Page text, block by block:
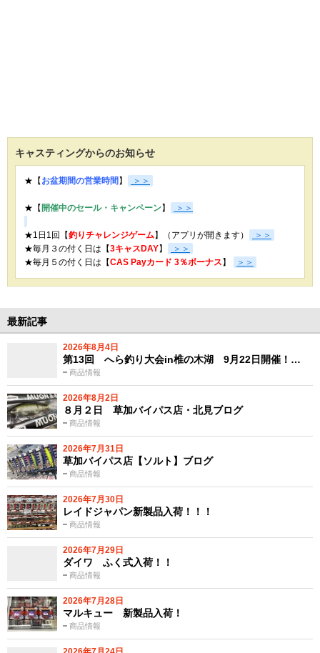
キャスティングからのお知らせ
★【お盆期間の営業時間】 ＞＞
★【開催中のセール・キャンペーン】 ＞＞
★1日1回【釣りチャレンジゲーム】（アプリが開きます）
＞＞
★毎月３の付く日は【3キャスDAY】
＞＞
★毎月５の付く日は【CAS Payカード 3％ボーナス】 ＞＞
最新記事
2026年8月4日
商品情報
第13回 へら釣り大会in椎の木湖 9月22日開催！…
2026年8月2日
商品情報
８月２日 草加バイパス店・北見ブログ
2026年7月31日
商品情報
草加バイパス店【ソルト】ブログ
2026年7月30日
商品情報
レイドジャパン新製品入荷！！！
2026年7月29日
商品情報
ダイワ ふく式入荷！！
2026年7月28日
商品情報
マルキュー 新製品入荷！